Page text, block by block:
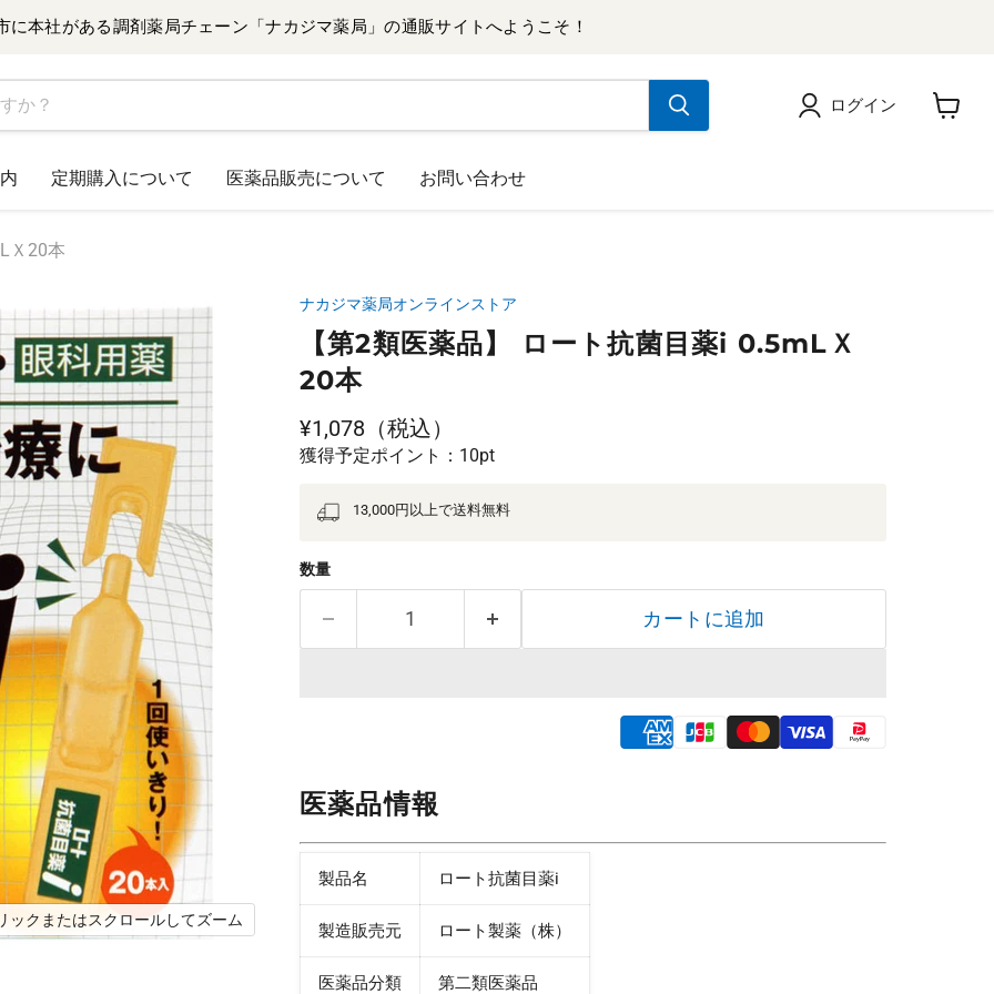
に本社がある調剤薬局チェーン「ナカジマ薬局」の通販サイトへようこそ！
ログイン
定期購入について 医薬品販売について お問い合わせ
Ｘ20本
ックまたはスクロールしてズーム
ナカジマ薬局オンラインストア
【第2類医薬品】 ロート抗菌目薬i 0.5mLＸ
20本
現在の価格
¥1,078（税込）
獲得予定ポイント：10pt
13,000円以上で送料無料
数量
カートに追加
医薬品情報
製品名 ロート抗菌目薬i
製造販売元 ロート製薬（株）
医薬品分類 第二類医薬品